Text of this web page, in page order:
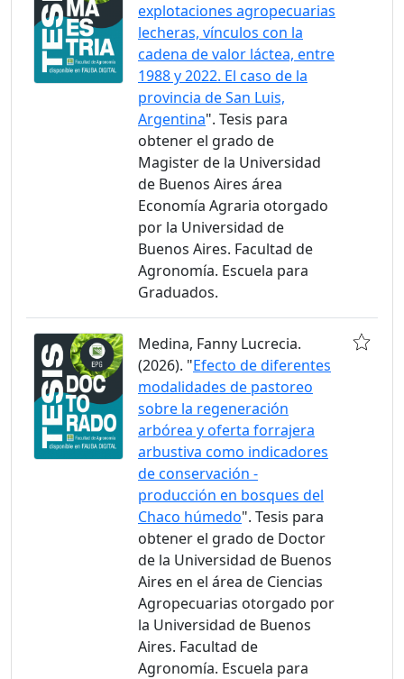
explotaciones agropecuarias
lecheras, vínculos con la
cadena de valor láctea, entre
1988 y 2022. El caso de la
provincia de San Luis,
Argentina". Tesis para
obtener el grado de
Magister de la Universidad
de Buenos Aires área
Economía Agraria otorgado
por la Universidad de
Buenos Aires. Facultad de
Agronomía. Escuela para
Graduados.
Medina, Fanny Lucrecia.
(2026). "Efecto de diferentes
modalidades de pastoreo
sobre la regeneración
arbórea y oferta forrajera
arbustiva como indicadores
de conservación -
producción en bosques del
Chaco húmedo". Tesis para
obtener el grado de Doctor
de la Universidad de Buenos
Aires en el área de Ciencias
Agropecuarias otorgado por
la Universidad de Buenos
Aires. Facultad de
Agronomía. Escuela para